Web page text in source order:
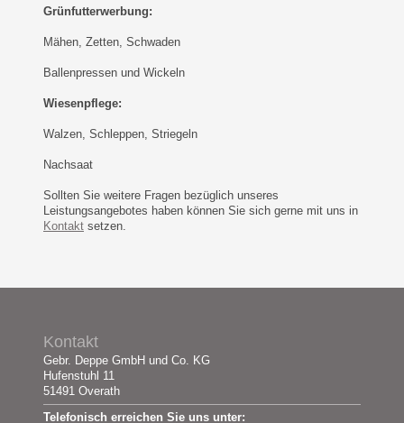
Grünfutterwerbung:
Mähen, Zetten, Schwaden
Ballenpressen und Wickeln
Wiesenpflege:
Walzen, Schleppen, Striegeln
Nachsaat
Sollten Sie weitere Fragen bezüglich unseres
Leistungsangebotes haben können Sie sich gerne mit uns in
Kontakt setzen.
Kontakt
Gebr. Deppe GmbH und Co. KG
Hufenstuhl 11
51491 Overath
Telefonisch erreichen Sie uns unter: